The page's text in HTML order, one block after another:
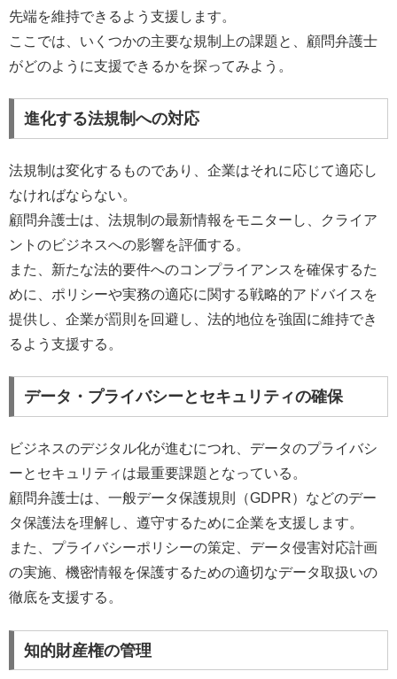
先端を維持できるよう支援します。
ここでは、いくつかの主要な規制上の課題と、顧問弁護士
がどのように支援できるかを探ってみよう。
進化する法規制への対応
法規制は変化するものであり、企業はそれに応じて適応し
なければならない。
顧問弁護士は、法規制の最新情報をモニターし、クライア
ントのビジネスへの影響を評価する。
また、新たな法的要件へのコンプライアンスを確保するた
めに、ポリシーや実務の適応に関する戦略的アドバイスを
提供し、企業が罰則を回避し、法的地位を強固に維持でき
るよう支援する。
データ・プライバシーとセキュリティの確保
ビジネスのデジタル化が進むにつれ、データのプライバシ
ーとセキュリティは最重要課題となっている。
顧問弁護士は、一般データ保護規則（GDPR）などのデー
タ保護法を理解し、遵守するために企業を支援します。
また、プライバシーポリシーの策定、データ侵害対応計画
の実施、機密情報を保護するための適切なデータ取扱いの
徹底を支援する。
知的財産権の管理